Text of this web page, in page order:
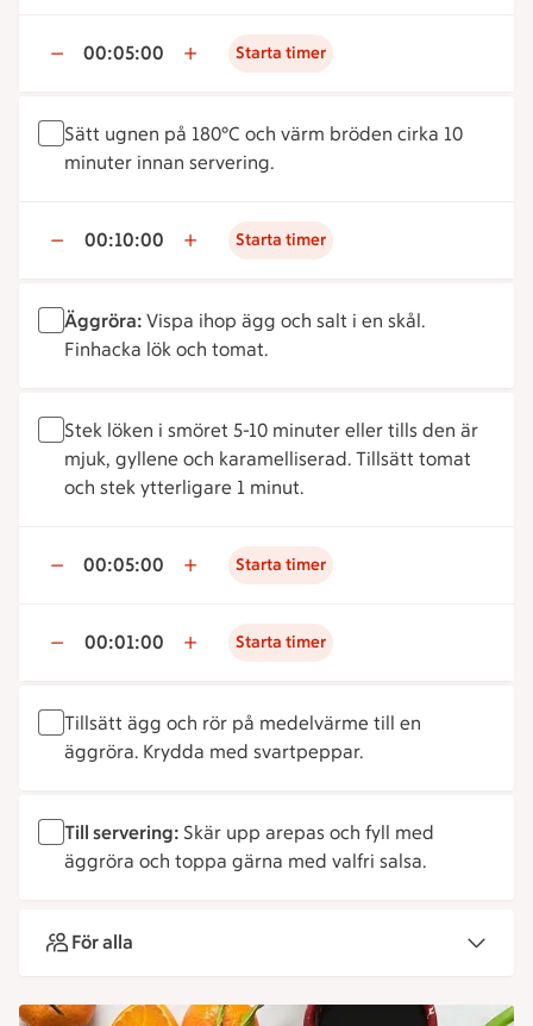
00:05:00 Starta timer
Sätt ugnen på 180°C och värm bröden cirka 10
minuter innan servering.
00:10:00 Starta timer
Äggröra: Vispa ihop ägg och salt i en skål.
Finhacka lök och tomat.
Stek löken i smöret 5-10 minuter eller tills den är
mjuk, gyllene och karamelliserad. Tillsätt tomat
och stek ytterligare 1 minut.
00:05:00 Starta timer
00:01:00 Starta timer
Tillsätt ägg och rör på medelvärme till en
äggröra. Krydda med svartpeppar.
Till servering: Skär upp arepas och fyll med
äggröra och toppa gärna med valfri salsa.
För alla